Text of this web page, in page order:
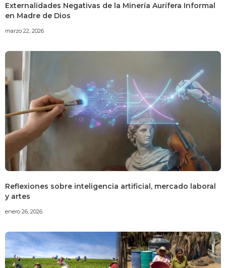
Externalidades Negativas de la Minería Aurífera Informal
en Madre de Dios
marzo 22, 2026
Reflexiones sobre inteligencia artificial, mercado laboral
y artes
enero 26, 2026